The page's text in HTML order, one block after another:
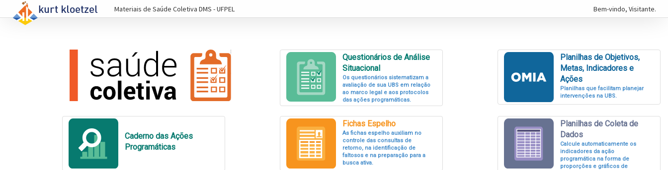
Materiais de Saúde Coletiva DMS - UFPEL Bem-vindo, Visitante.
Questionários de Análise
Situacional
Os questionários sistematizam a
avaliação de sua UBS em relação
ao marco legal e aos protocolos
das ações programáticas.
Planilhas de Objetivos,
Metas, Indicadores e
Ações
Planilhas que facilitam planejar
intervenções na UBS.
Caderno das Ações
Programáticas
Fichas Espelho
As fichas espelho auxiliam no
controle das consultas de
retorno, na identificação de
faltosos e na preparação para a
busca ativa.
Planilhas de Coleta de
Dados
Calcule automaticamente os
indicadores da ação
programática na forma de
proporções e gráficos de